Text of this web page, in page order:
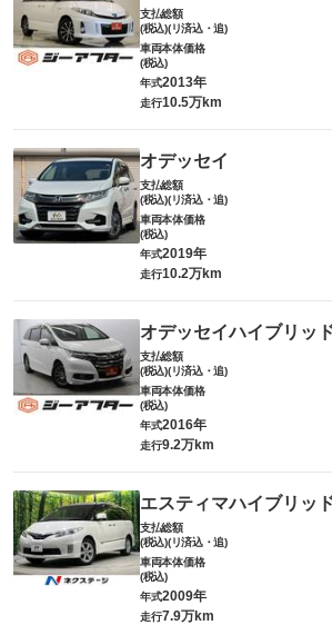
支払総額
(税込)(リ済込・追)
車両本体価格
(税込)
年式2013年
走行10.5万km
オデッセイ
支払総額
(税込)(リ済込・追)
車両本体価格
(税込)
年式2019年
走行10.2万km
オデッセイハイブリッ
支払総額
(税込)(リ済込・追)
車両本体価格
(税込)
年式2016年
走行9.2万km
エスティマハイブリッ
支払総額
(税込)(リ済込・追)
車両本体価格
(税込)
年式2009年
走行7.9万km